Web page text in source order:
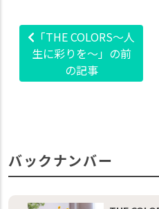
「THE COLORS～人
生に彩りを～」の前
の記事
バックナンバー